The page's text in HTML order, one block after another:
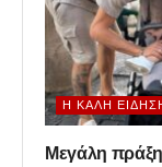
Η ΚΑΛΉ
Μεγάλη